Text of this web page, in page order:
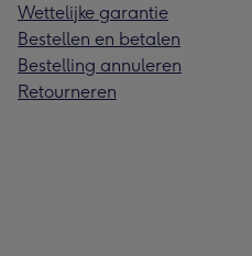
Wettelijke garantie
Bestellen en betalen
Bestelling annuleren
Retourneren